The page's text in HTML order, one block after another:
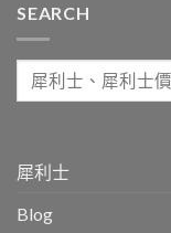
SEARCH
犀利士
Blog